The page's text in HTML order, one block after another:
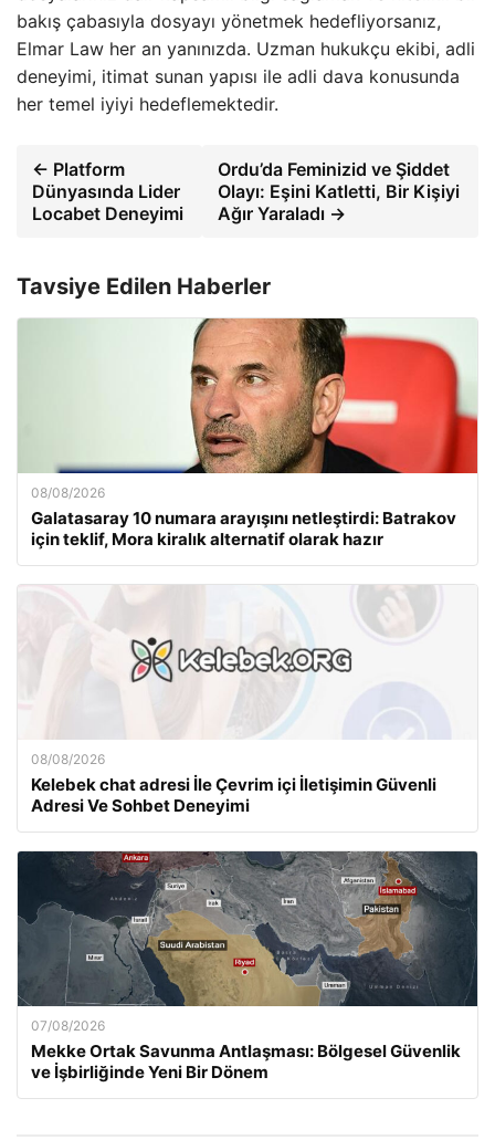
bakış çabasıyla dosyayı yönetmek hedefliyorsanız,
Elmar Law her an yanınızda. Uzman hukukçu ekibi, adli
deneyimi, itimat sunan yapısı ile adli dava konusunda
her temel iyiyi hedeflemektedir.
← Platform
Dünyasında Lider
Locabet Deneyimi
Ordu’da Feminizid ve Şiddet
Olayı: Eşini Katletti, Bir Kişiyi
Ağır Yaraladı →
Tavsiye Edilen Haberler
08/08/2026
Galatasaray 10 numara arayışını netleştirdi: Batrakov
için teklif, Mora kiralık alternatif olarak hazır
08/08/2026
Kelebek chat adresi İle Çevrim içi İletişimin Güvenli
Adresi Ve Sohbet Deneyimi
07/08/2026
Mekke Ortak Savunma Antlaşması: Bölgesel Güvenlik
ve İşbirliğinde Yeni Bir Dönem